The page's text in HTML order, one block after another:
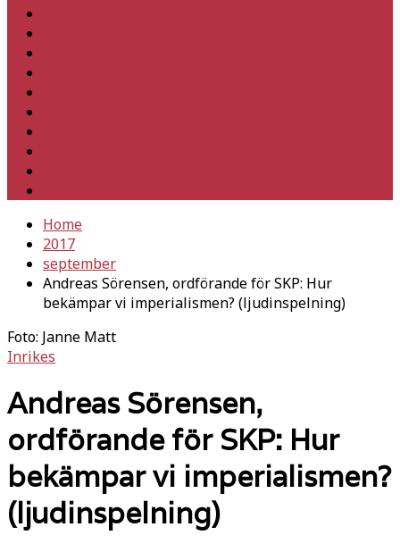
Home
2017
september
Andreas Sörensen, ordförande för SKP: Hur
bekämpar vi imperialismen? (ljudinspelning)
Foto: Janne Matt
Inrikes
Andreas Sörensen,
ordförande för SKP: Hur
bekämpar vi imperialismen?
(ljudinspelning)